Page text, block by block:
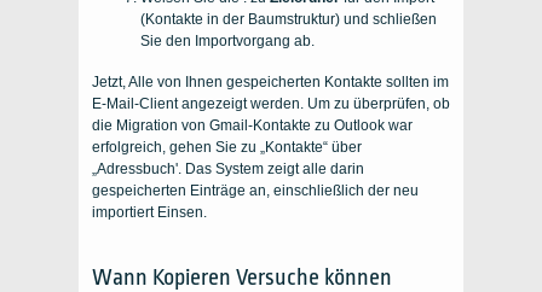
(Kontakte in der Baumstruktur) und schließen
Sie den Importvorgang ab.
Jetzt, Alle von Ihnen gespeicherten Kontakte sollten im
E-Mail-Client angezeigt werden. Um zu überprüfen, ob
die Migration von Gmail-Kontakte zu Outlook war
erfolgreich, gehen Sie zu „Kontakte“ über
Adressbuch'. Das System zeigt alle darin
gespeicherten Einträge an, einschließlich der neu
importiert Einsen.
Wann Kopieren Versuche können